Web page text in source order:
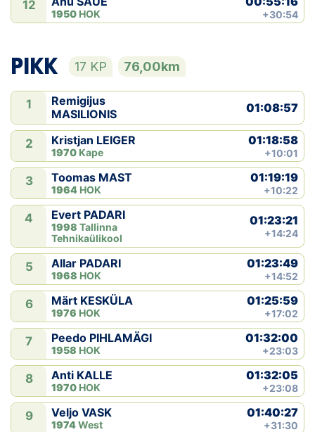
12
1950 HOK +30:54
PIKK 17 KP 76,00km
1
Remigijus
MASILIONIS
01:08:57
2 Kristjan LEIGER
1970 Kape
01:18:58
+10:01
3 Toomas MAST
1964 HOK
01:19:19
+10:22
4 Evert PADARI
1998 Tallinna
Tehnikaülikool
01:23:21
+14:24
5 Allar PADARI
1968 HOK
01:23:49
+14:52
6 Märt KESKÜLA
1976 HOK
01:25:59
+17:02
7 Peedo PIHLAMÄGI
1958 HOK
01:32:00
+23:03
8 Anti KALLE
1970 HOK
01:32:05
+23:08
9 Veljo VASK
1974West
01:40:27
+31:30